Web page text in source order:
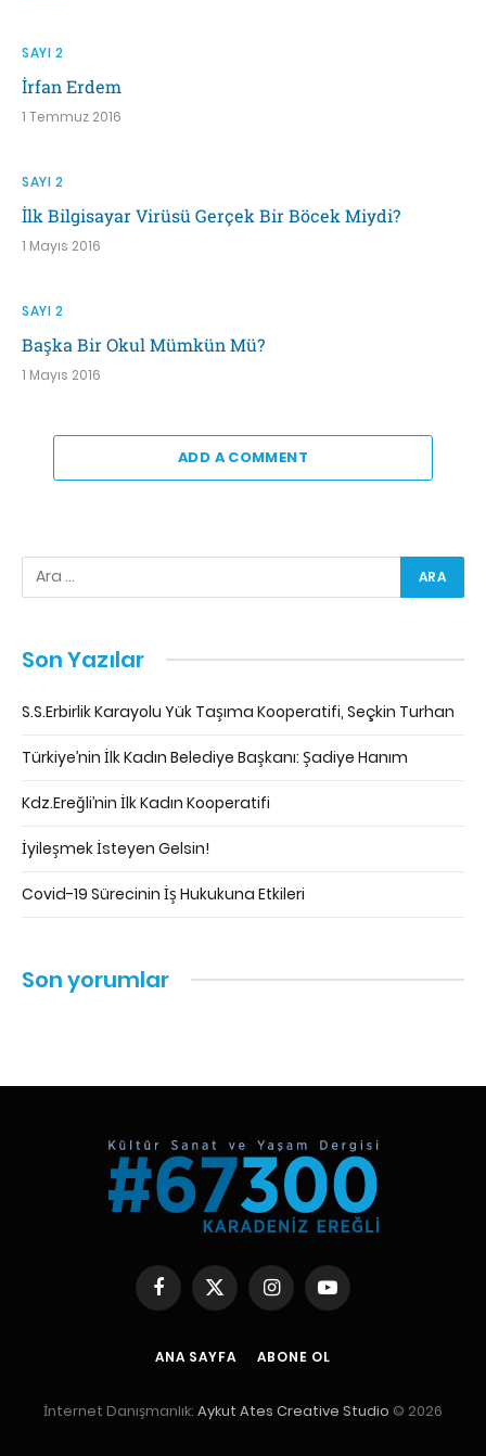
SAYI 2
İrfan Erdem
1 Temmuz 2016
SAYI 2
İlk Bilgisayar Virüsü Gerçek Bir Böcek Miydi?
1 Mayıs 2016
SAYI 2
Başka Bir Okul Mümkün Mü?
1 Mayıs 2016
ADD A COMMENT
Son Yazılar
S.S.Erbirlik Karayolu Yük Taşıma Kooperatifi, Seçkin Turhan
Türkiye’nin İlk Kadın Belediye Başkanı: Şadiye Hanım
Kdz.Ereğli’nin İlk Kadın Kooperatifi
İyileşmek İsteyen Gelsin!
Covid-19 Sürecinin İş Hukukuna Etkileri
Son yorumlar
Facebook
X
(Twitter)
InstagramYouTube
ANA SAYFA ABONE OL
İnternet Danışmanlık: Aykut Ates Creative Studio © 2026